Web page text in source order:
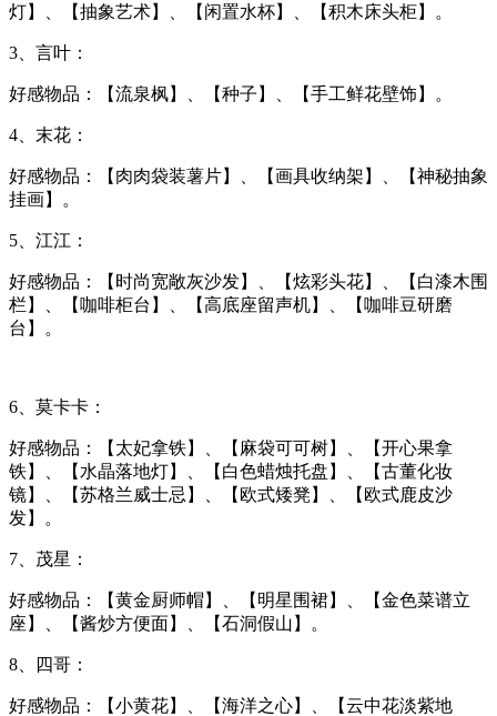
灯】、【抽象艺术】、【闲置水杯】、【积木床头柜】。
3、言叶：
好感物品：【流泉枫】、【种子】、【手工鲜花壁饰】。
4、末花：
好感物品：【肉肉袋装薯片】、【画具收纳架】、【神秘抽象
挂画】。
5、江江：
好感物品：【时尚宽敞灰沙发】、【炫彩头花】、【白漆木围
栏】、【咖啡柜台】、【高底座留声机】、【咖啡豆研磨
台】。
6、莫卡卡：
好感物品：【太妃拿铁】、【麻袋可可树】、【开心果拿
铁】、【水晶落地灯】、【白色蜡烛托盘】、【古董化妆
镜】、【苏格兰威士忌】、【欧式矮凳】、【欧式鹿皮沙
发】。
7、茂星：
好感物品：【黄金厨师帽】、【明星围裙】、【金色菜谱立
座】、【酱炒方便面】、【石洞假山】。
8、四哥：
好感物品：【小黄花】、【海洋之心】、【云中花淡紫地